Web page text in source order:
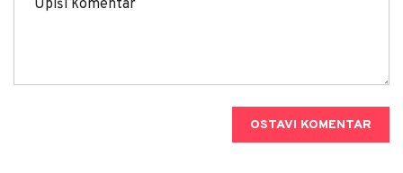
OSTAVI KOMENTAR